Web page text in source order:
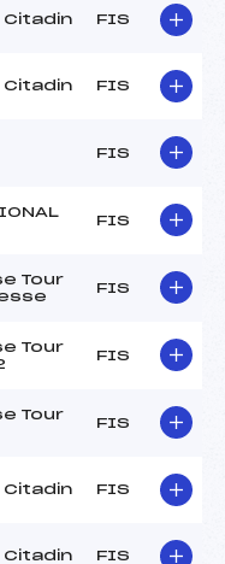
Citadin FIS
Citadin FIS
FIS
FIS
Tour
FIS
Tour
FIS
Tour
FIS
Citadin FIS
Citadin FIS